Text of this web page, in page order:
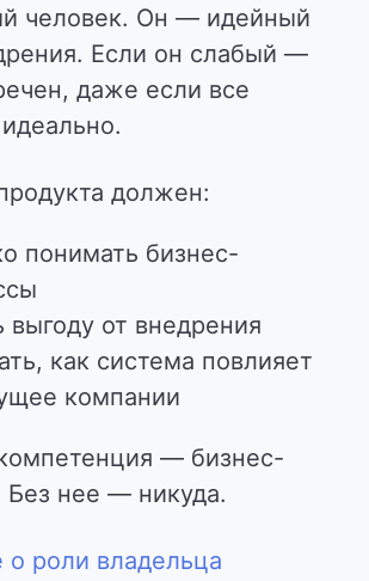
человек. Он — идейный
Если он слабый —
даже если все
должен:
понимать бизнес-
выгоду от внедрения
как система повлияет
компании
— бизнес-
Без нее — никуда.
о роли владельца